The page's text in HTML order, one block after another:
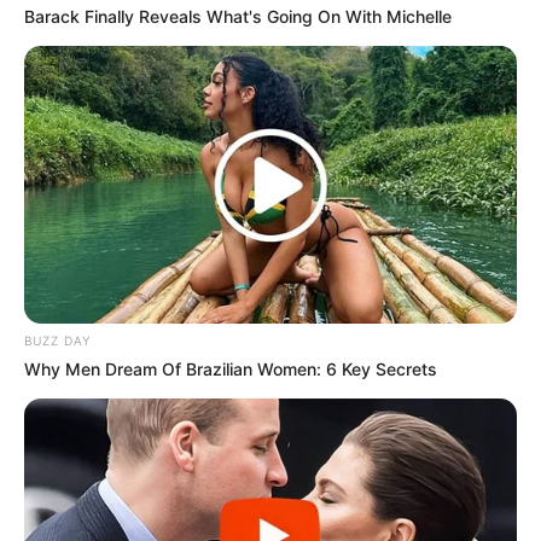
Barack Finally Reveals What's Going On With Michelle
BUZZ DAY
Why Men Dream Of Brazilian Women: 6 Key Secrets